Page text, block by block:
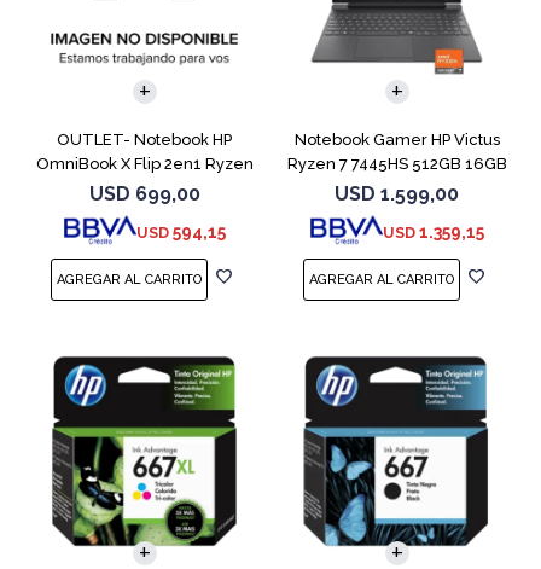
OUTLET- Notebook HP
OmniBook X Flip 2en1 Ryzen
5 512GB 8GB
USD 699,00
USD 594,15
COMPARAR
Notebook Gamer HP Victus
Ryzen 7 7445HS 512GB 16GB
RTX 4050
USD 1.599,00
USD 1.359,15
COMPARAR